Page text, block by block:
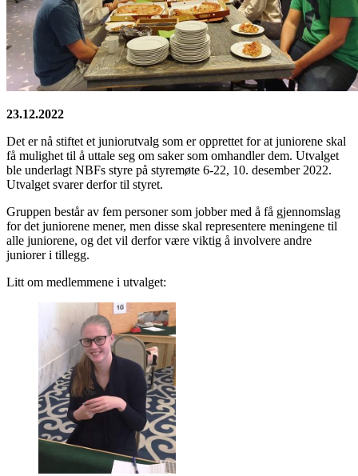
23.12.2022
Det er nå stiftet et juniorutvalg som er opprettet for at juniorene skal
få mulighet til å uttale seg om saker som omhandler dem. Utvalget
ble underlagt NBFs styre på styremøte 6-22, 10. desember 2022.
Utvalget svarer derfor til styret.
Gruppen består av fem personer som jobber med å få gjennomslag
for det juniorene mener, men disse skal representere meningene til
alle juniorene, og det vil derfor være viktig å involvere andre
juniorer i tillegg.
Litt om medlemmene i utvalget: